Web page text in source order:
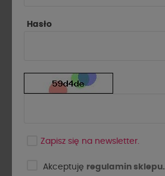
Hasło
Zapisz się na newsletter.
Akceptuję regulamin sklepu.